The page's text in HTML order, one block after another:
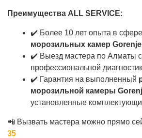
Преимущества ALL SERVICE:
✔️ Более 10 лет опыта в сфере
морозильных камер Gorenje
✔️ Выезд мастера по Алматы с
профессиональной
✔️ Гарантия на выполненный
морозильной камеры
установленные
📲 Вызвать мастера можно прямо
35